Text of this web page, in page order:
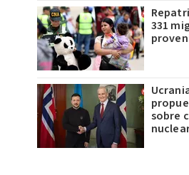
331
sobre